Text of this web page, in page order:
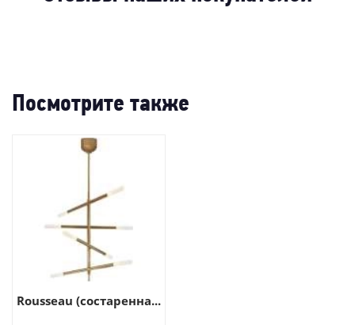
-
Посмотрите также
Rousseau (состаренна...